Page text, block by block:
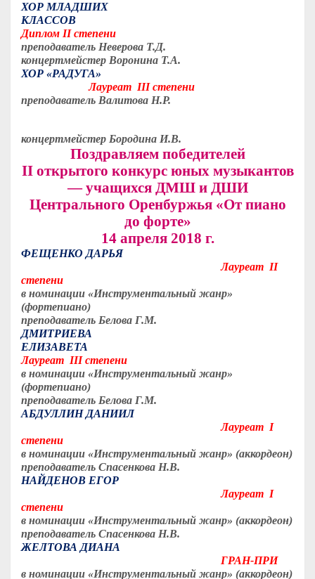
ХОР МЛАДШИХ
КЛАССОВ
Диплом II степени
преподаватель Неверова Т.Д.
концертмейстер Воронина Т.А.
ХОР «РАДУГА»
Лауреат III степени
преподаватель Валитова Н.Р.
концертмейстер Бородина И.В.
Поздравляем победителей
II открытого конкурс юных музыкантов
— учащихся ДМШ и ДШИ
Центрального Оренбуржья «От пиано
до форте»
14 апреля 2018 г.
ФЕЩЕНКО ДАРЬЯ
Лауреат II
степени
в номинации «Инструментальный жанр»
(фортепиано)
преподаватель Белова Г.М.
ДМИТРИЕВА
ЕЛИЗАВЕТА
Лауреат III степени
в номинации «Инструментальный жанр»
(фортепиано)
преподаватель Белова Г.М.
АБДУЛЛИН ДАНИИЛ
Лауреат I
степени
в номинации «Инструментальный жанр» (аккордеон)
преподаватель Спасенкова Н.В.
НАЙДЕНОВ ЕГОР
Лауреат I
степени
в номинации «Инструментальный жанр» (аккордеон)
преподаватель Спасенкова Н.В.
ЖЕЛТОВА ДИАНА
ГРАН-ПРИ
в номинации «Инструментальный жанр» (аккордеон)